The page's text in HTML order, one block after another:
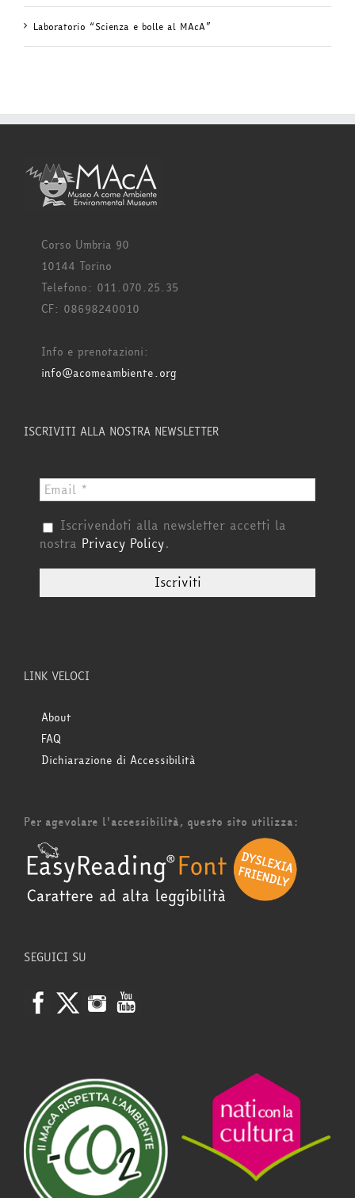
Laboratorio “Scienza e bolle al MAcA”
Corso Umbria 90
10144 Torino
Telefono: 011.070.25.35
CF: 08698240010
Info e prenotazioni:
info@acomeambiente.org
ISCRIVITI ALLA NOSTRA NEWSLETTER
Iscrivendoti alla newsletter accetti la
nostra Privacy Policy.
LINK VELOCI
About
FAQ
Dichiarazione di Accessibilità
Per agevolare l'accessibilità, questo sito utilizza:
SEGUICI SU